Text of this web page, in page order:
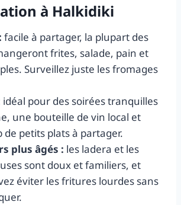
à Halkidiki
facile à partager, la plupart des
frites, salade, pain et
Surveillez juste les fromages
idéal pour des soirées tranquilles
une bouteille de vin local et
de petits plats à partager.
plus âgés : les ladera et les
sont doux et familiers, et
éviter les fritures lourdes sans